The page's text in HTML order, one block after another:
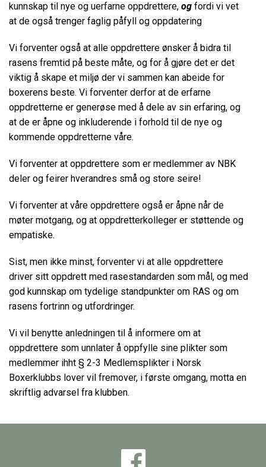
kunnskap til nye og uerfarne oppdrettere, og fordi vi vet
at de også trenger faglig påfyll og oppdatering
Vi forventer også at alle oppdrettere ønsker å bidra til
rasens fremtid på beste måte, og for å gjøre det er det
viktig å skape et miljø der vi sammen kan abeide for
boxerens beste. Vi forventer derfor at de erfarne
oppdretterne er generøse med å dele av sin erfaring, og
at de er åpne og inkluderende i forhold til de nye og
kommende oppdretterne våre.
Vi forventer at oppdrettere som er medlemmer av NBK
deler og feirer hverandres små og store seire!
Vi forventer at våre oppdrettere også er åpne når de
møter motgang, og at oppdretterkolleger er støttende og
empatiske.
Sist, men ikke minst, forventer vi at alle oppdrettere
driver sitt oppdrett med rasestandarden som mål, og med
god kunnskap om tydelige standpunkter om RAS og om
rasens fortrinn og utfordringer.
Vi vil benytte anledningen til å informere om at
oppdrettere som unnlater å oppfylle sine plikter som
medlemmer ihht § 2-3 Medlemsplikter i Norsk
Boxerklubbs lover vil fremover, i første omgang, motta en
skriftlig advarsel fra klubben.